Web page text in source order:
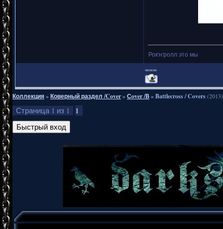
Рок'н'ролл это мы
===
Коллекция»Коверный раздел /Cover»Сover /B»Battlecross / Covers(2013)
Страница 1 из 1 1